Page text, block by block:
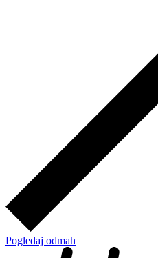
Pogledaj odmah